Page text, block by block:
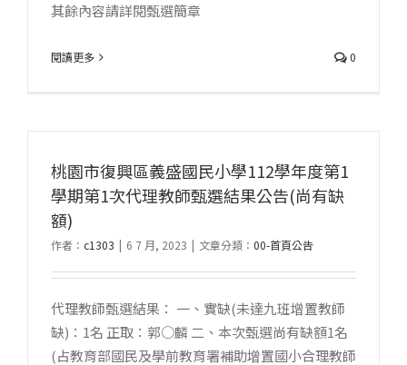
其餘內容請詳閱甄選簡章
閱讀更多 0
桃園市復興區義盛國民小學112學年度第1
學期第1次代理教師甄選結果公告(尚有缺
額)
作者： c1303 | 6 7 月, 2023 | 文章分類： 00-首頁公告
代理教師甄選結果： 一、實缺(未達九班增置教師
缺)：1名 正取：郭○麟 二、本次甄選尚有缺額1名
(占教育部國民及學前教育署補助增置國小合理教師